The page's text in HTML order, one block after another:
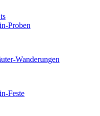
Proben
Wanderungen
Feste